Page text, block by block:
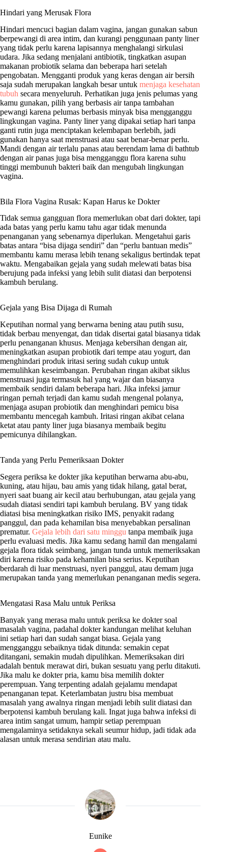
Hindari yang Merusak Flora
Hindari mencuci bagian dalam vagina, jangan gunakan sabun
berpewangi di area intim, dan kurangi penggunaan panty liner
yang tidak perlu karena lapisannya menghalangi sirkulasi
udara. Jika sedang menjalani antibiotik, tingkatkan asupan
makanan probiotik selama dan beberapa hari setelah
pengobatan. Mengganti produk yang keras dengan air bersih
saja sudah merupakan langkah besar untuk menjaga kesehatan
tubuh secara menyeluruh. Perhatikan juga jenis pelumas yang
kamu gunakan, pilih yang berbasis air tanpa tambahan
pewangi karena pelumas berbasis minyak bisa mengganggu
lingkungan vagina. Panty liner yang dipakai setiap hari tanpa
ganti rutin juga menciptakan kelembapan berlebih, jadi
gunakan hanya saat menstruasi atau saat benar-benar perlu.
Mandi dengan air terlalu panas atau berendam lama di bathtub
dengan air panas juga bisa mengganggu flora karena suhu
tinggi membunuh bakteri baik dan mengubah lingkungan
vagina.
Bila Flora Vagina Rusak: Kapan Harus ke Dokter
Tidak semua gangguan flora memerlukan obat dari dokter, tapi
ada batas yang perlu kamu tahu agar tidak menunda
penanganan yang sebenarnya diperlukan. Mengetahui garis
batas antara “bisa dijaga sendiri” dan “perlu bantuan medis”
membantu kamu merasa lebih tenang sekaligus bertindak tepat
waktu. Mengabaikan gejala yang sudah melewati batas bisa
berujung pada infeksi yang lebih sulit diatasi dan berpotensi
kambuh berulang.
Gejala yang Bisa Dijaga di Rumah
Keputihan normal yang berwarna bening atau putih susu,
tidak berbau menyengat, dan tidak disertai gatal biasanya tidak
perlu penanganan khusus. Menjaga kebersihan dengan air,
meningkatkan asupan probiotik dari tempe atau yogurt, dan
menghindari produk iritasi sering sudah cukup untuk
memulihkan keseimbangan. Perubahan ringan akibat siklus
menstruasi juga termasuk hal yang wajar dan biasanya
membaik sendiri dalam beberapa hari. Jika infeksi jamur
ringan pernah terjadi dan kamu sudah mengenal polanya,
menjaga asupan probiotik dan menghindari pemicu bisa
membantu mencegah kambuh. Iritasi ringan akibat celana
ketat atau panty liner juga biasanya membaik begitu
pemicunya dihilangkan.
Tanda yang Perlu Pemeriksaan Dokter
Segera periksa ke dokter jika keputihan berwarna abu-abu,
kuning, atau hijau, bau amis yang tidak hilang, gatal berat,
nyeri saat buang air kecil atau berhubungan, atau gejala yang
sudah diatasi sendiri tapi kambuh berulang. BV yang tidak
diatasi bisa meningkatkan risiko IMS, penyakit radang
panggul, dan pada kehamilan bisa menyebabkan persalinan
prematur. Gejala lebih dari satu minggu tanpa membaik juga
perlu evaluasi medis. Jika kamu sedang hamil dan mengalami
gejala flora tidak seimbang, jangan tunda untuk memeriksakan
diri karena risiko pada kehamilan bisa serius. Keputihan
berdarah di luar menstruasi, nyeri panggul, atau demam juga
merupakan tanda yang memerlukan penanganan medis segera.
Mengatasi Rasa Malu untuk Periksa
Banyak yang merasa malu untuk periksa ke dokter soal
masalah vagina, padahal dokter kandungan melihat keluhan
ini setiap hari dan sudah sangat biasa. Gejala yang
mengganggu sebaiknya tidak ditunda: semakin cepat
ditangani, semakin mudah dipulihkan. Memeriksakan diri
adalah bentuk merawat diri, bukan sesuatu yang perlu ditakuti.
Jika malu ke dokter pria, kamu bisa memilih dokter
perempuan. Yang terpenting adalah gejalamu mendapat
penanganan tepat. Keterlambatan justru bisa membuat
masalah yang awalnya ringan menjadi lebih sulit diatasi dan
berpotensi kambuh berulang kali. Ingat juga bahwa infeksi di
area intim sangat umum, hampir setiap perempuan
mengalaminya setidaknya sekali seumur hidup, jadi tidak ada
alasan untuk merasa sendirian atau malu.
Eunike